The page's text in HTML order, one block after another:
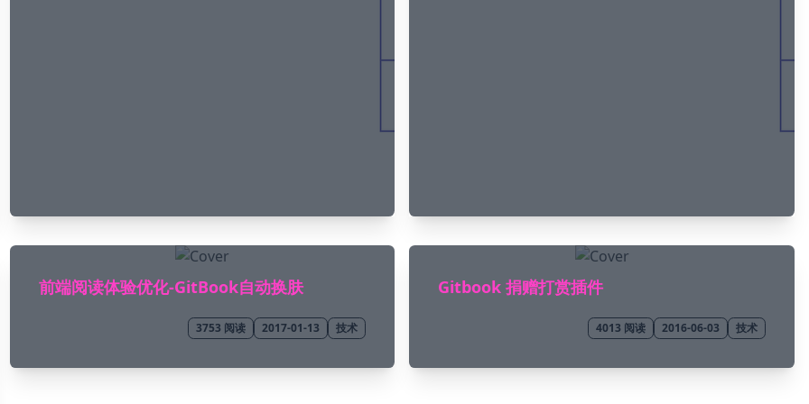
前端阅读体验优化-GitBook自动换肤
3753 阅读 2017-01-13 技术
Gitbook 捐赠打赏插件
4013 阅读 2016-06-03 技术